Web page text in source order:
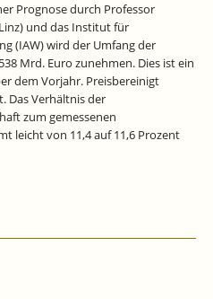
Prognose durch Professor
und das Institut für
(IAW) wird der Umfang der
Mrd. Euro zunehmen. Dies ist ein
dem Vorjahr. Preisbereinigt
Das Verhältnis der
zum gemessenen
leicht von 11,4 auf 11,6 Prozent